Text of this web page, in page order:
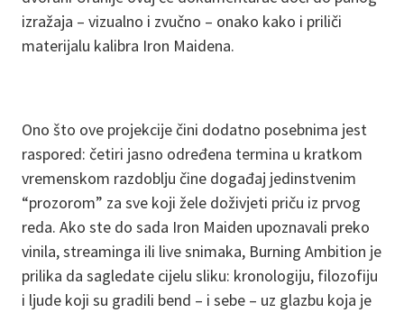
izražaja – vizualno i zvučno – onako kako i priliči
materijalu kalibra Iron Maidena.
Ono što ove projekcije čini dodatno posebnima jest
raspored: četiri jasno određena termina u kratkom
vremenskom razdoblju čine događaj jedinstvenim
“prozorom” za sve koji žele doživjeti priču iz prvog
reda. Ako ste do sada Iron Maiden upoznavali preko
vinila, streaminga ili live snimaka, Burning Ambition je
prilika da sagledate cijelu sliku: kronologiju, filozofiju
i ljude koji su gradili bend – i sebe – uz glazbu koja je